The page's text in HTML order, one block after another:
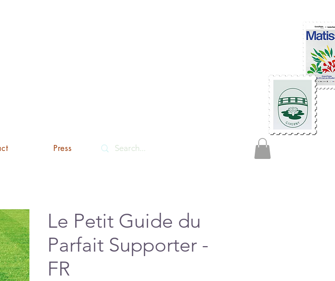
Press
Le Petit Guide du
Parfait Supporter -
FR